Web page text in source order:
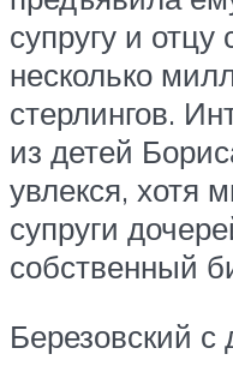
супругу и отцу
несколько
стерлингов.
из детей
увлекся, хотя
супруги
собственный
Березовский